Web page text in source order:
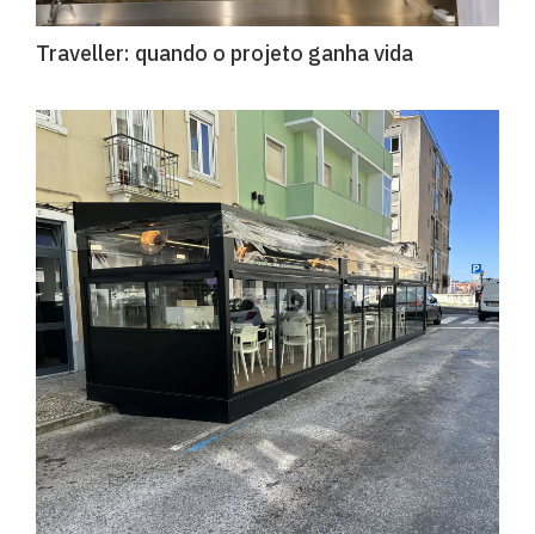
Traveller: quando o projeto ganha vida